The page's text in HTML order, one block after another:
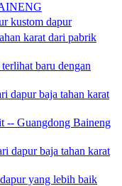
kustom dapur
karat dari pabrik
baru dengan
dapur baja tahan karat
-- Guangdong Baineng
dapur baja tahan karat
yang lebih baik